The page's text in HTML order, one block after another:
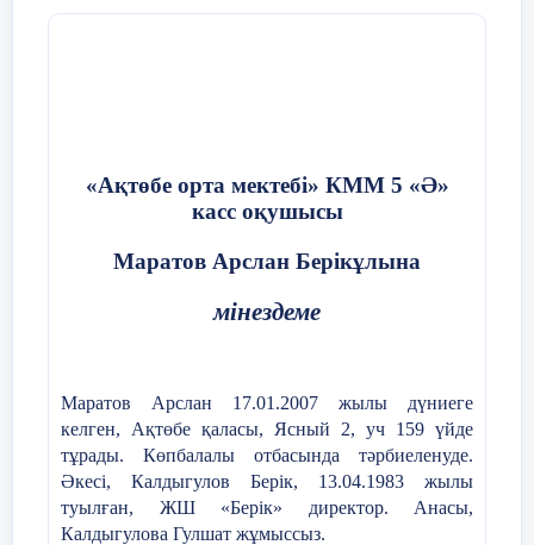
«Ақтөбе орта мектебі» КММ 5 «Ә»
касс оқушысы
Маратов Арслан Берікұлына
мінездеме
Маратов Арслан
17.01.2007 жылы дүниеге
келген,
Ақтөбе қаласы, Ясный 2, уч 159 үйде
тұрады. Көпбалалы отбасында тәрбиеленуде.
Әкесі, Калдыгулов Берік, 13.04.1983 жылы
туылған, ЖШ «Берік» директор. Анасы,
Калдыгулова Гулшат жұмыссыз.